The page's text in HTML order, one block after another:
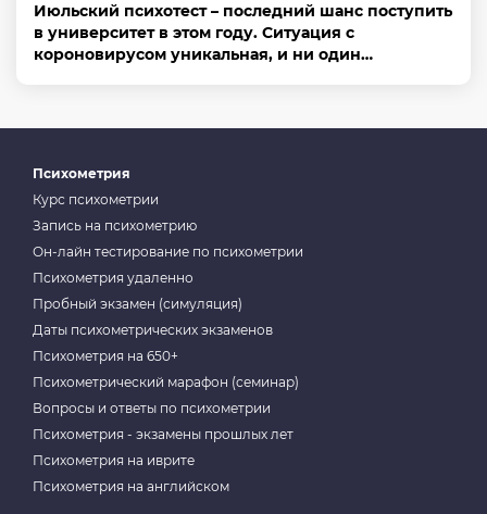
Июльский психотест – последний шанс поступить
в университет в этом году. Ситуация с
короновирусом уникальная, и ни один…
Психометрия
Курс психометрии
Запись на психометрию
Он-лайн тестирование по психометрии
Психометрия удаленно
Пробный экзамен (симуляция)
Даты психометрических экзаменов
Психометрия на 650+
Психометрический марафон (семинар)
Вопросы и ответы по психометрии
Психометрия - экзамены прошлых лет
Психометрия на иврите
Психометрия на английском